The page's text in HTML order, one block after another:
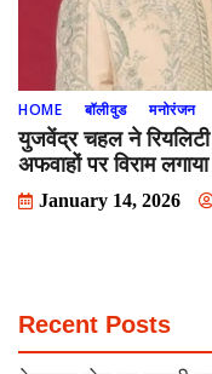
HOME बॉलीवुड मनोरंजन
युजवेंद्र चहल ने
अफवाहों पर विराम लगाया
January 14, 2026
Recent Posts